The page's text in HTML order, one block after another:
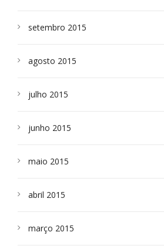
setembro 2015
agosto 2015
julho 2015
junho 2015
maio 2015
abril 2015
março 2015